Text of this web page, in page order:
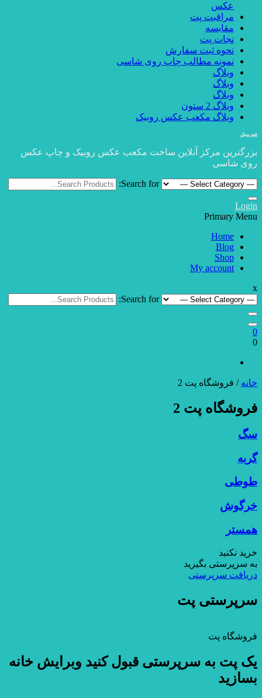
عکس
مراقبت پت
مقایسه
نجات پت
نحوه ثبت سفارش
نمونه مطالب چاپ روی شاسی
وبلاگ
وبلاگ
وبلاگ
وبلاگ 2 ستون
وبلاگ مکعب عکس روبیک
فتوروبیک
بزرگترین مرکز آنلاین ساخت مکعب عکس روبیک و چاپ عکس
روی شاسی
Search for:
Login
Primary Menu
Home
Blog
Shop
My account
x
Search for:
0
0
خانه / فروشگاه پت 2
فروشگاه پت 2
سگ
گربه
طوطی
خرگوش
همستر
خرید نکنید
به سرپرستی بگیرید
دریافت سرپرستی
سرپرستی پت
فروشگاه پت
یک پت به سرپرستی قبول کنید وبرایش خانه
بسازید